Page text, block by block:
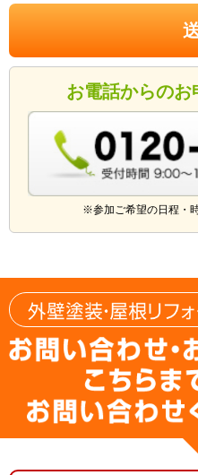
お電話からのお
※参加ご希望の日程・